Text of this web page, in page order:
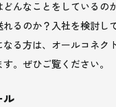
んなことをしているの
るのか？入社を検討し
なる方は、オールコネク
。ぜひご覧ください。